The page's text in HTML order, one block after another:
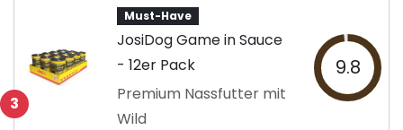
3
Must-Have
JosiDog Game in Sauce
- 12er Pack
Premium Nassfutter mit
Wild
9.8